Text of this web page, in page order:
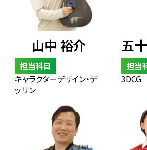
山中 裕介
担当科目
キャラクターデザイン・デ
ッサン
五
担当
3DCG